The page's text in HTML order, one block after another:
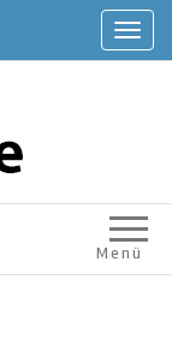
T
o
a
v
i
g
Menü